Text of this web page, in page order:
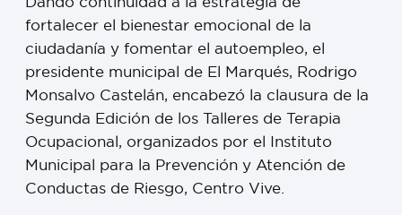
fortalecer el bienestar emocional de la
ciudadanía y fomentar el autoempleo, el
presidente municipal de El Marqués, Rodrigo
Monsalvo Castelán, encabezó la clausura de la
Segunda Edición de los Talleres de Terapia
Ocupacional, organizados por el Instituto
Municipal para la Prevención y Atención de
Conductas de Riesgo, Centro Vive.